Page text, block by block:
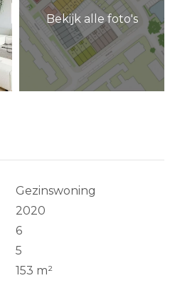
Bekijk alle foto's
Gezinswoning
2020
6
5
153 m²